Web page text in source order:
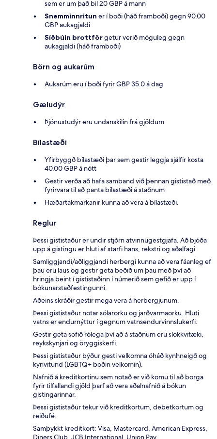
sem er um það bil 20 GBP á mann
Snemminnritun er í boði (háð framboði) gegn 90.00
GBP aukagjaldi
Síðbúin brottförgetur verið möguleg gegn
aukagjaldi (háð framboði)
Börn og aukarúm
Aukarúm eru í boði fyrir GBP 35.0 á dag
Gæludýr
Þjónustudýr eru undanskilin frá gjöldum
Bílastæði
Yfirbyggð bílastæði þar sem gestir leggja sjálfir kosta
40.00 GBP á nótt
Gestir verða að hafa samband við þennan gististað með
fyrirvara til að panta bílastæði á staðnum
Hæðartakmarkanir kunna að vera á bílastæði.
Reglur
Þessi gististaður er undir stjórn atvinnugestgjafa. Að bjóða
upp á gistingu er hluti af starfi hans, rekstri og aðalfagi.
Samliggjandi/aðliggjandi herbergi kunna að vera fáanleg ef
þau eru laus og gestir geta beðið um þau með því að
hringja beint í gististaðinn í númerið sem gefið er upp í
bókunarstaðfestingunni.
Aðeins skráðir gestir mega vera á herbergjunum.
Þessi gististaður notar sólarorku og jarðvarmaorku. Hluti
vatns er endurnýttur í gegnum vatnsendurvinnslukerfi.
Gestir geta sofið rólega því að á staðnum eru slökkvitæki,
reykskynjari og öryggiskerfi.
Þessi gististaður býður gesti velkomna óháð kynhneigð og
kynvitund (LGBTQ+ boðin velkomin).
Nafnið á kreditkortinu sem notað er við komu til að borga
fyrir tilfallandi gjöld þarf að vera aðalnafnið á bókun
gistingarinnar.
Þessi gististaður tekur við kreditkortum, debetkortum og
reiðufé.
Samþykkt kreditkort: Visa, Mastercard, American Express,
Diners Club, JCB International, Union Pay